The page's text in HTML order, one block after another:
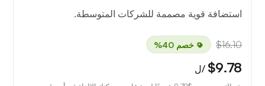
استضافة قوية مصممة للشركات المتوسطة.
$16.10 خصم 40%
$9.78 /ل